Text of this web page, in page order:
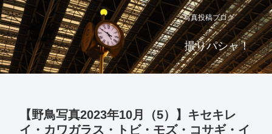
写真投稿ブログ
撮りパシャ！
【野鳥写真2023年10月（5）】キセキレ
イ・カワガラス・トビ・モズ・コサギ・イ